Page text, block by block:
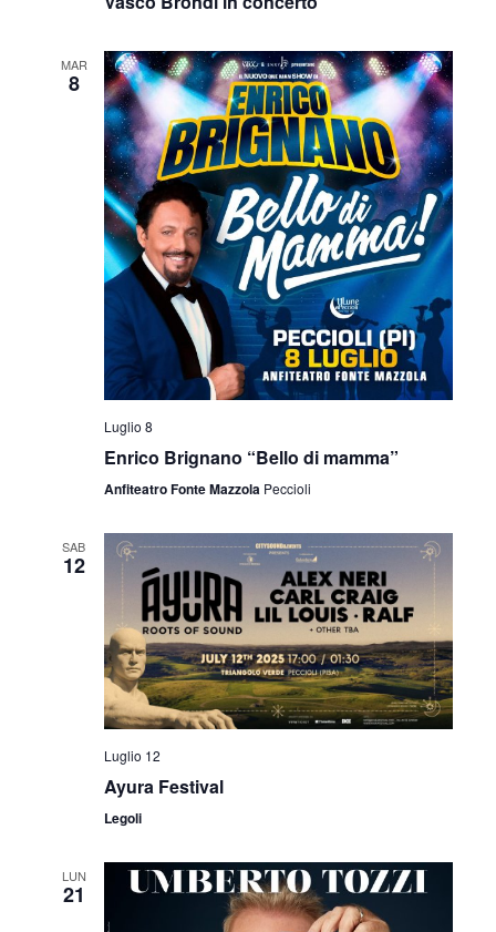
MAR
8
Luglio 8
Enrico Brignano “Bello di mamma”
Anfiteatro Fonte Mazzola Peccioli
SAB
12
Luglio 12
Ayura Festival
Legoli
LUN
21